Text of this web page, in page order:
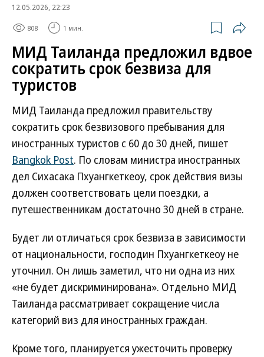
12.05.2026, 22:23
808 1 мин.
МИД Таиланда предложил вдвое
сократить срок безвиза для
туристов
МИД Таиланда предложил правительству
сократить срок безвизового пребывания для
иностранных туристов с 60 до 30 дней, пишет
Bangkok Post. По словам министра иностранных
дел Сихасака Пхуангкеткеоу, срок действия визы
должен соответствовать цели поездки, а
путешественникам достаточно 30 дней в стране.
Будет ли отличаться срок безвиза в зависимости
от национальности, господин Пхуангкеткеоу не
уточнил. Он лишь заметил, что ни одна из них
«не будет дискриминирована». Отдельно МИД
Таиланда рассматривает сокращение числа
категорий виз для иностранных граждан.
Кроме того, планируется ужесточить проверку